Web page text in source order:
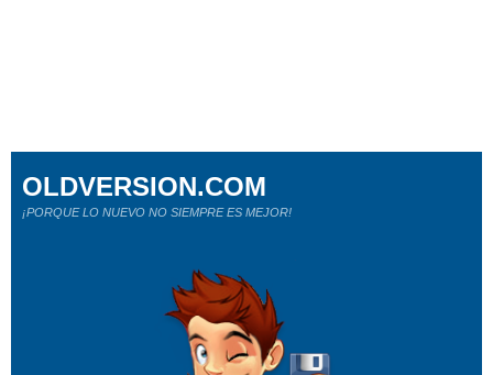
OLDVERSION.COM
¡PORQUE LO NUEVO NO SIEMPRE ES MEJOR!